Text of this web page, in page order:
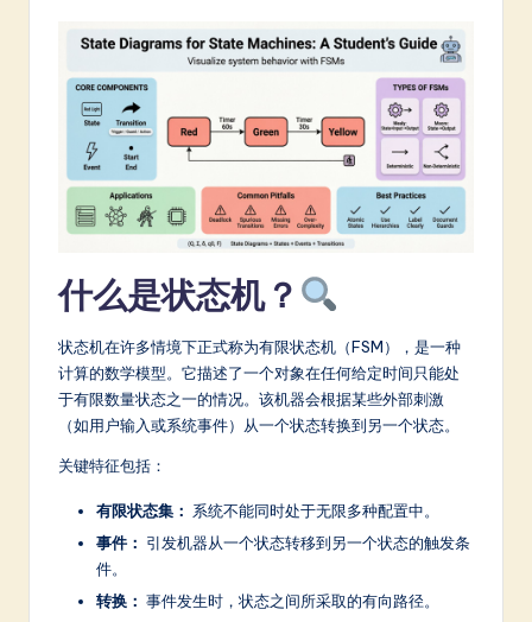
-什么是状态机？
状态机在许多情境下正式称为有限状态机（FSM），是一种
计算的数学模型。它描述了一个对象在任何给定时间只能处
于有限数量状态之一的情况。该机器会根据某些外部刺激
（如用户输入或系统事件）从一个状态转换到另一个状态。
关键特征包括：
有限状态集： 系统不能同时处于无限多种配置中。
事件： 引发机器从一个状态转移到另一个状态的触发条
件。
转换： 事件发生时，状态之间所采取的有向路径。